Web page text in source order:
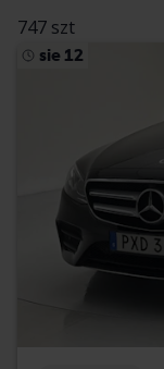
747 szt
sie 12